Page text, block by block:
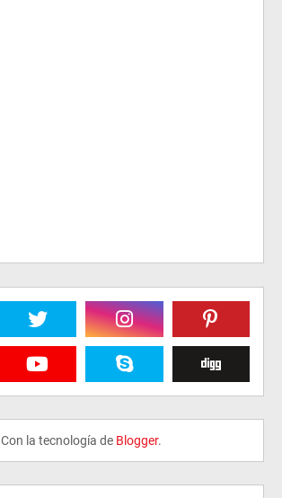
Con la tecnología de Blogger.